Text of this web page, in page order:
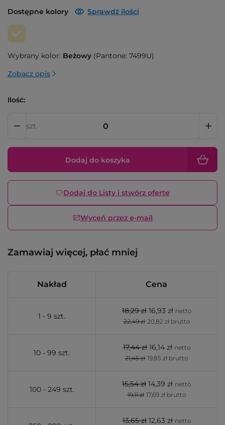
Dostępne kolory Sprawdź ilości
Wybrany kolor: Beżowy (Pantone: 7499U)
Zobacz opis
Ilość:
szt.
Dodaj do koszyka
Dodaj do Listy i stwórz ofertę
Wyceń przez e-mail
Zamawiaj więcej, płać mniej
Nakład Cena
1 - 9 szt.
18,29 zł 16,93 zł netto
22,49 zł 20,82 zł brutto
10 - 99 szt.
17,44 zł 16,14 zł netto
21,45 zł 19,85 zł brutto
100 - 249 szt.
15,54 zł 14,39 zł netto
19,11 zł 17,69 zł brutto
13,65 zł 12,63 zł netto